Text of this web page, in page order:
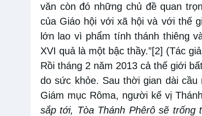
văn còn đó những chủ đề quan
của Giáo hội với xã hội và với thế
lớn lao vì phẩm tính thánh thiêng
XVI quả là một bậc thầy.”[2] (Tác
Rồi tháng 2 năm 2013 cả thế giới
do sức khỏe. Sau thời gian dài cầu
Giám mục Rôma, người kế vị
sắp tới, Tòa Thánh Phêrô sẽ trống